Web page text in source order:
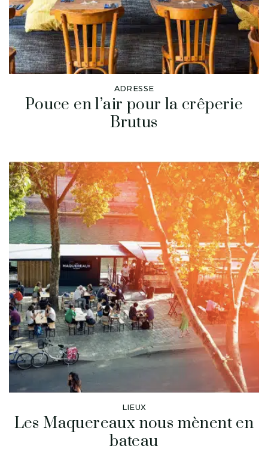
ADRESSE
Pouce en l’air pour la crêperie
Brutus
LIEUX
Les Maquereaux nous mènent en
bateau